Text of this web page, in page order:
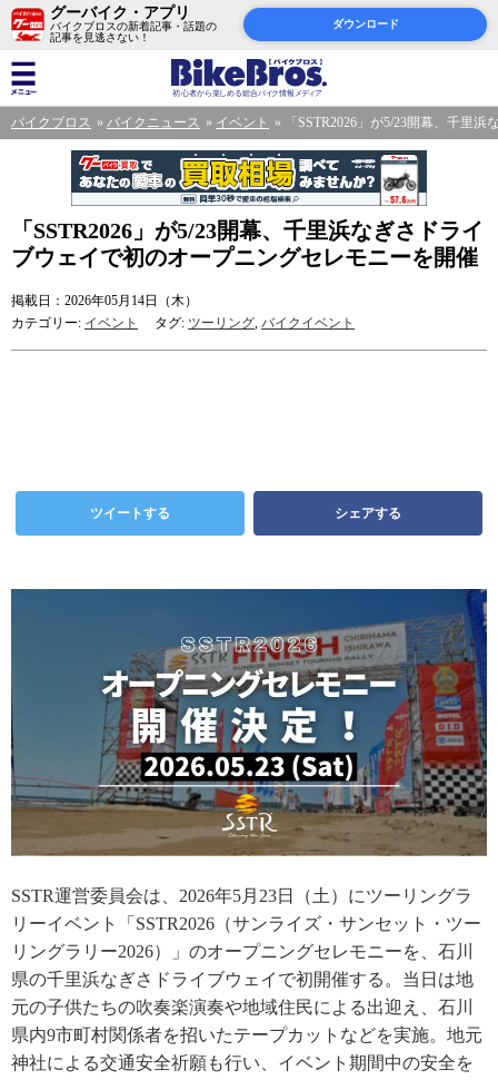
グーバイク・アプリ
バイクブロスの新着記事・話題の
記事を見逃さない！
ダウンロード
バイクブロス バイクニュース イベント 「SSTR2026」が5/23開幕、千里
「SSTR2026」が5/23開幕、千里浜なぎさドライ
ブウェイで初のオープニングセレモニーを開催
掲載日：2026年05月14日（木）
カテゴリー: イベント タグ: ツーリング, バイクイベント
ツイートする シェアする
SSTR運営委員会は、2026年5月23日（土）にツーリングラ
リーイベント「SSTR2026（サンライズ・サンセット・ツー
リングラリー2026）」のオープニングセレモニーを、石川
県の千里浜なぎさドライブウェイで初開催する。当日は地
元の子供たちの吹奏楽演奏や地域住民による出迎え、石川
県内9市町村関係者を招いたテープカットなどを実施。地元
神社による交通安全祈願も行い、イベント期間中の安全を